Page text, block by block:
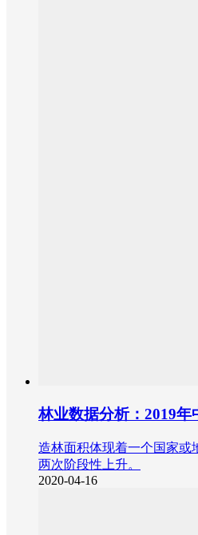
林业数据分析：2019
造林面积体现着一个国家或
两次阶段性上升。
2020-04-16